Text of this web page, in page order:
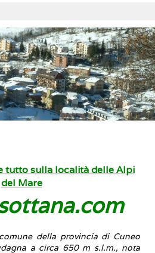
tutto sulla località delle Alpi
del Mare
della provincia di Cuneo
a circa 650 m s.l.m., nota